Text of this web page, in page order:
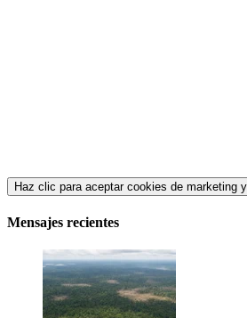
Haz clic para aceptar cookies de marketing
Mensajes recientes